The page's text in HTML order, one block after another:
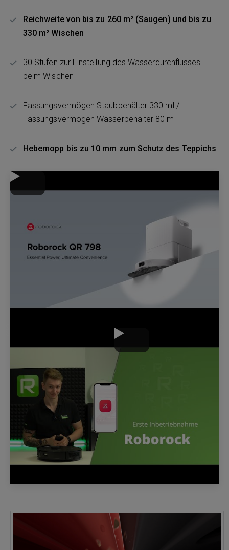
Reichweite von bis zu 260 m² (Saugen) und bis zu
330 m² Wischen
30 Stufen zur Einstellung des Wasserdurchflusses
beim Wischen
Fassungsvermögen Staubbehälter 330 ml /
Fassungsvermögen Wasserbehälter 80 ml
Hebemopp bis zu 10 mm zum Schutz des Teppichs